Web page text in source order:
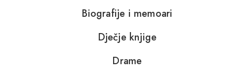
Biografije i memoari
Dječje knjige
Drame